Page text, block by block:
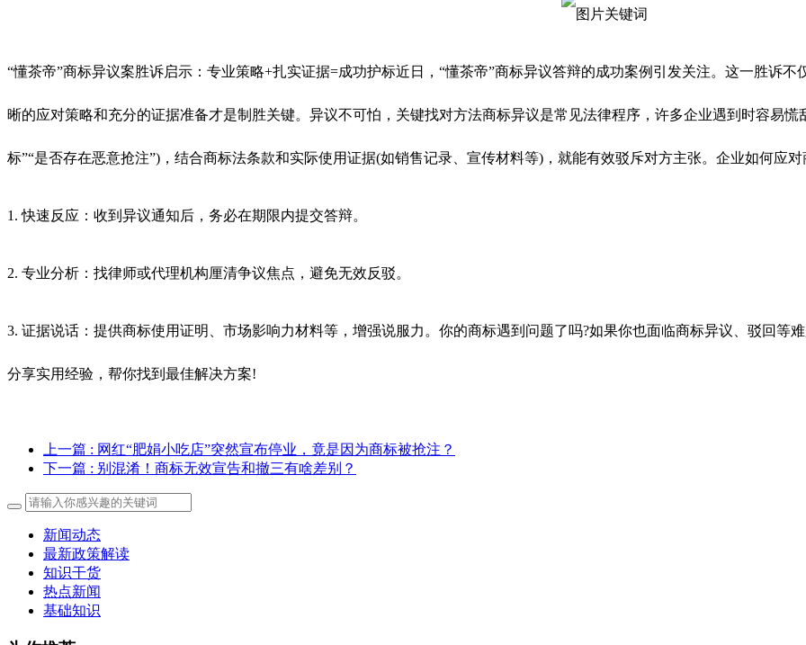
“懂茶帝”商标异议案胜诉启示：专业策略+扎实证据=成功护标近日，“懂茶帝”商标异议答辩的成功案例引发关注。这一胜诉
晰的应对策略和充分的证据准备才是制胜关键。异议不可怕，关键找对方法商标异议是常见法律程序，许多企业遇到时容易
标”“是否存在恶意抢注”)，结合商标法条款和实际使用证据(如销售记录、宣传材料等)，就能有效驳斥对方主张。企业如何应对
1. 快速反应：收到异议通知后，务必在期限内提交答辩。
2. 专业分析：找律师或代理机构厘清争议焦点，避免无效反驳。
3. 证据说话：提供商标使用证明、市场影响力材料等，增强说服力。你的商标遇到问题了吗?如果你也面临商标异议、驳回等
分享实用经验，帮你找到最佳解决方案!
上一篇 : 网红“肥娟小吃店”突然宣布停业，竟是因为商标被抢注？
下一篇 : 别混淆！商标无效宣告和撤三有啥差别？
新闻动态
最新政策解读
知识干货
热点新闻
基础知识